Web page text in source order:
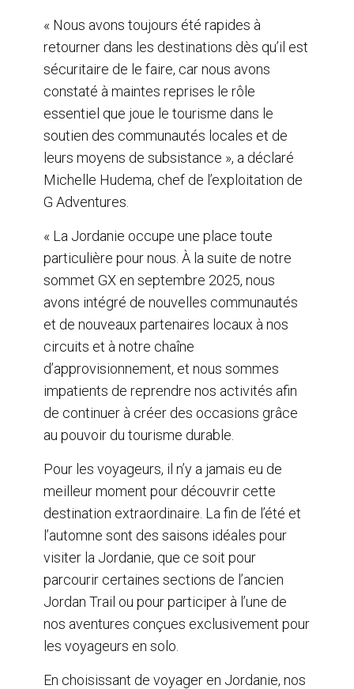
« Nous avons toujours été rapides à
retourner dans les destinations dès qu’il est
sécuritaire de le faire, car nous avons
constaté à maintes reprises le rôle
essentiel que joue le tourisme dans le
soutien des communautés locales et de
leurs moyens de subsistance », a déclaré
Michelle Hudema, chef de l’exploitation de
G Adventures.
« La Jordanie occupe une place toute
particulière pour nous. À la suite de notre
sommet GX en septembre 2025, nous
avons intégré de nouvelles communautés
et de nouveaux partenaires locaux à nos
circuits et à notre chaîne
d’approvisionnement, et nous sommes
impatients de reprendre nos activités afin
de continuer à créer des occasions grâce
au pouvoir du tourisme durable.
Pour les voyageurs, il n’y a jamais eu de
meilleur moment pour découvrir cette
destination extraordinaire. La fin de l’été et
l’automne sont des saisons idéales pour
visiter la Jordanie, que ce soit pour
parcourir certaines sections de l’ancien
Jordan Trail ou pour participer à l’une de
nos aventures conçues exclusivement pour
les voyageurs en solo.
En choisissant de voyager en Jordanie, nos